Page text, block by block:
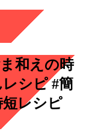
和えの時
シピ #簡
短レシピ